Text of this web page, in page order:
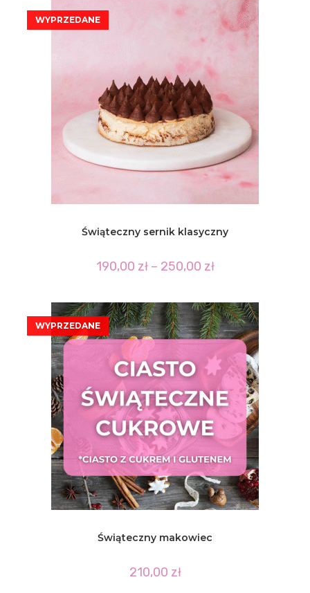
220,00 zł
Świąteczny sernik klasyczny
190,00 zł – 250,00 złZakres
cen:
do
250,00 zł
Świąteczny makowiec
210,00 zł